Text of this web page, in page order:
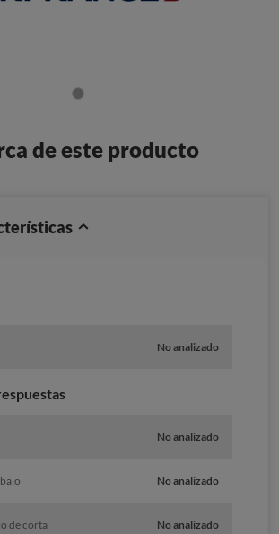
de este producto
No analizado
No analizado
No analizado
de corta
No analizado